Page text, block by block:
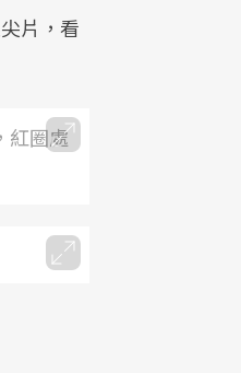
片，看
紅圈處